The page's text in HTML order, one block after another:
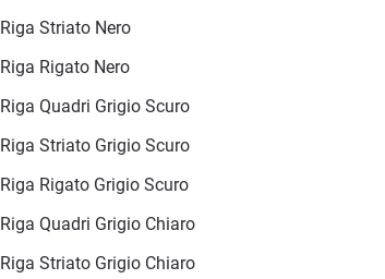
Riga Striato Nero
Riga Rigato Nero
Riga Quadri Grigio Scuro
Riga Striato Grigio Scuro
Riga Rigato Grigio Scuro
Riga Quadri Grigio Chiaro
Riga Striato Grigio Chiaro